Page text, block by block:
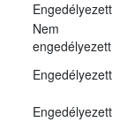
Engedélyezett
Nem
engedélyezett
Engedélyezett
Engedélyezett